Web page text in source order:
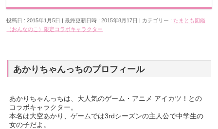
投稿日 : 2015年1月5日 最終更新日時 : 2015年8月17日 カテゴリー : たまとも図鑑
（おんなのこ）
限定コラボキャラクター
あかりちゃんっちのプロフィール
あかりちゃんっちは、大人気のゲーム・アニメ アイカツ！との
コラボキャラクター。
本名は大空あかり、ゲームでは3rdシーズンの主人公で中学生の
女の子だよ。